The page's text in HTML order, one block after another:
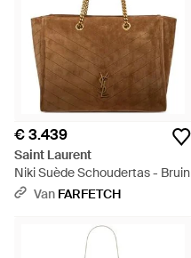
€ 3.439
Saint Laurent
Niki Suède Schoudertas - Bruin
Van FARFETCH